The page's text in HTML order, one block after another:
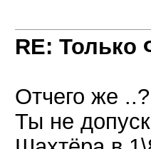
RE: Только
Отчего же
Ты не